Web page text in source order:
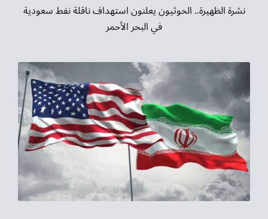
نشرة الظهيرة.. الحوثيون يعلنون استهداف ناقلة نفط سعودية
في البحر الأحمر